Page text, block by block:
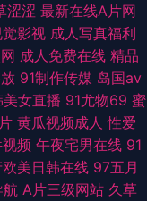
日肏 avbt亚洲 蜜臀日日
久伊人 日本性爱少妇 91
交网址 影音先锋俺去啦
涩涩 最新在线A片网
影视 成人写真福利
成人免费在线 精品
91制作传媒 岛国av
美女直播 91尤物69 蜜
黄瓜视频成人 性爱
频 午夜宅男在线 91
美日韩在线 97五月
A片三级网站 久草